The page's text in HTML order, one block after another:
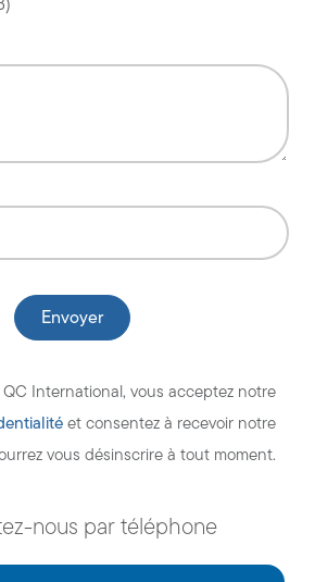
International, vous acceptez notre
et consentez à recevoir notre
vous désinscrire à tout moment.
nous par téléphone